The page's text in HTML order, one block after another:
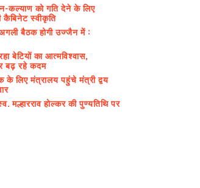
कल्याण को गति देने के लिए
स्वीकृति
बैठक होगी उज्जैन में :
बेटियों का आत्मविश्वास,
बढ़ रहे कदम
के लिए मंत्रालय पहुंचे मंत्री द्वय
मल्हारराव होल्कर की पुण्यतिथि पर